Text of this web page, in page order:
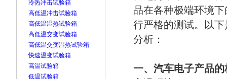
冷热冲击试验箱
高低温冲击试验箱
高低温湿热试验箱
高低温交变试验箱
高低温交变湿热试验箱
快速温变试验箱
高温试验箱
低温试验箱
品在各种极端环境
行严格的测试。以
分析：
一、汽车电子产品